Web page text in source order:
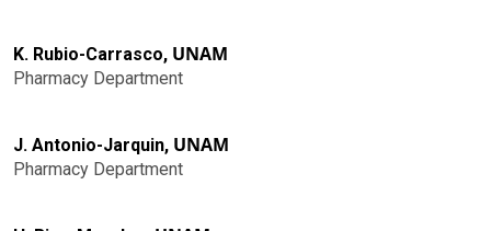
K. Rubio-Carrasco, UNAM
Pharmacy Department
J. Antonio-Jarquin, UNAM
Pharmacy Department